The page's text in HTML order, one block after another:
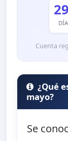
Cuenta
¿Qué
mayo?
Se